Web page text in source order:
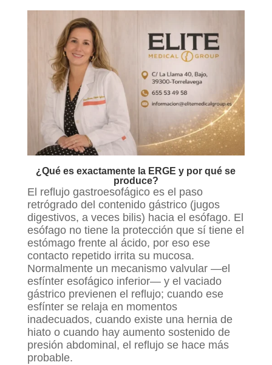
¿Qué es exactamente la ERGE y por qué se
produce?
El reflujo gastroesofágico es el paso
retrógrado del contenido gástrico (jugos
digestivos, a veces bilis) hacia el esófago. El
esófago no tiene la protección que sí tiene el
estómago frente al ácido, por eso ese
contacto repetido irrita su mucosa.
Normalmente un mecanismo valvular —el
esfínter esofágico inferior— y el vaciado
gástrico previenen el reflujo; cuando ese
esfínter se relaja en momentos
inadecuados, cuando existe una hernia de
hiato o cuando hay aumento sostenido de
presión abdominal, el reflujo se hace más
probable.